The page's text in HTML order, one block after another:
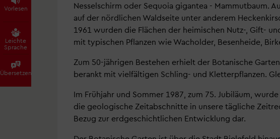
Vorlesen
Leichte
Sprache
Übersetzen
Nesselschirm oder Sequoia gigantea - Mammutbaum.
auf der nördlichen Waldseite unter anderem
1961 wurden die Flächen der heimischen Nutz-, Gift-
mit typischen Pflanzen wie Wacholder, Besenheide,
Zum 50-jährigen Bestehen erhielt der Botanische
berankt mit vielfältigen Schling- und Kletterpflanzen.
Im Frühjahr und Sommer 1987, zum 75. Jubiläum,
die geologische Zeitabschnitte in unsere tägliche
Bezug zur erdgeschichtlichen Entwicklung dar.